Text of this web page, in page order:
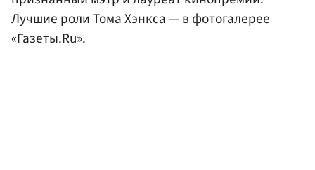
Лучшие роли Тома Хэнкса — в фотогалерее
«Газеты.Ru».